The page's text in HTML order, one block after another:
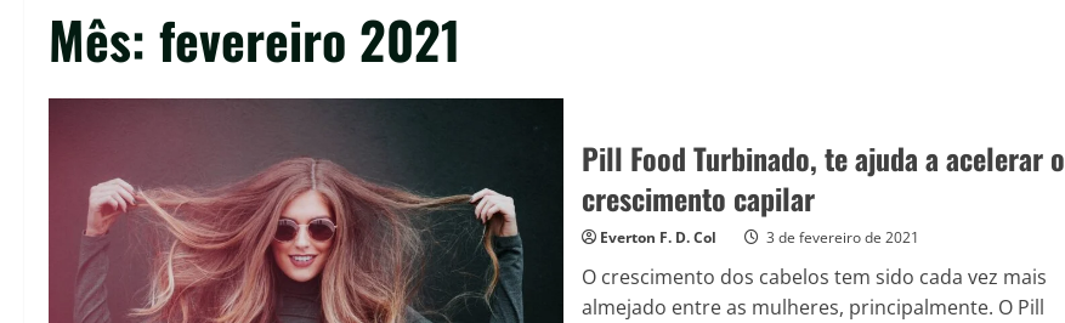
Mês: fevereiro 2021
Pill Food Turbinado, te ajuda a acelerar o
crescimento capilar
Everton F. D. Col 3 de fevereiro de 2021
O crescimento dos cabelos tem sido cada vez mais
almejado entre as mulheres, principalmente. O Pill